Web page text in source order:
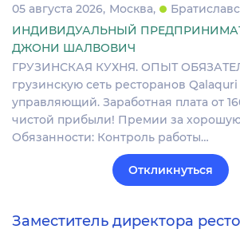
05 августа 2026 Москва
ИНДИВИДУАЛЬНЫЙ
ДЖОНИ ШАЛВОВИЧ
ГРУЗИНСКАЯ КУХНЯ. ОПЫТ
грузинскую сеть ресторанов Qalaquri
управляющий. Заработная плата от
чистой прибыли! Премии за хорошую
Обязанности: Контроль работы…
Откликнуться
Заместитель директора